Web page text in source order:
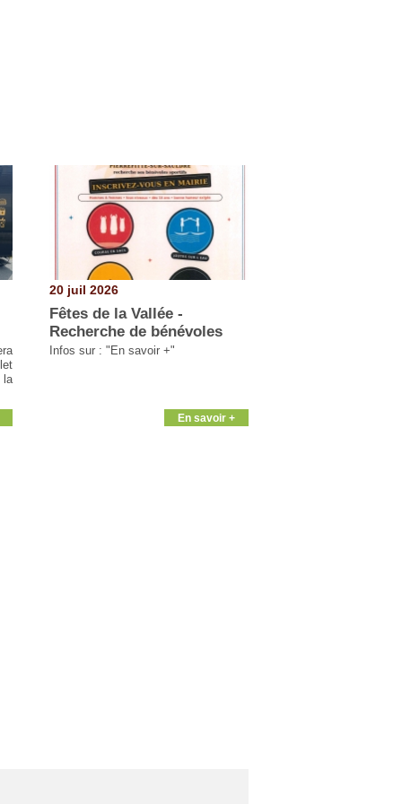
la
20 juil 2026
Fêtes de la Vallée -
Recherche de bénévoles
Infos sur : "En savoir +"
En savoir +